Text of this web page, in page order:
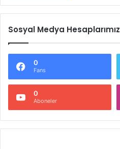
Sosyal Medya Hesaplarımız
0
Fans
0
Aboneler